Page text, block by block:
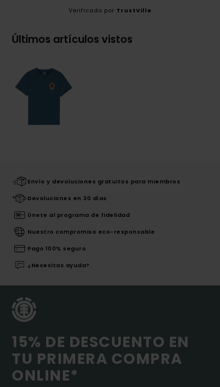
Verificado por TrustVille
Últimos artículos vistos
Envío y devoluciones gratuitos para miembros
Devoluciones en 30 días
Únete al programa de fidelidad
Nuestro compromiso eco-responsable
Pago 100% seguro
¿Necesitas ayuda?
15% DE DESCUENTO EN
TU PRIMERA COMPRA
ONLINE*